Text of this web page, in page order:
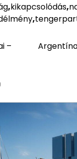
,kikapcsolódás,
,
–